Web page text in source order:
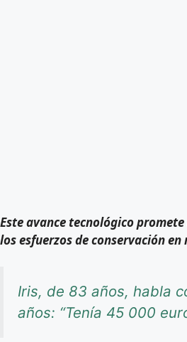
Este avance tecnológico
los esfuerzos de conservación
Iris, de 83 años, habla
años: “Tenía 45 000